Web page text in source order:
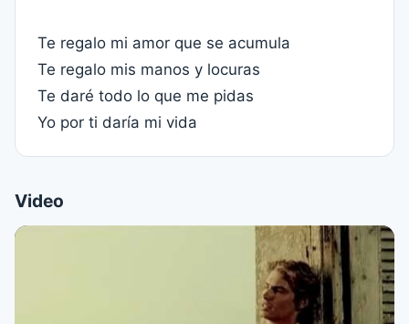
Te regalo mi amor que se acumula
Te regalo mis manos y locuras
Te daré todo lo que me pidas
Yo por ti daría mi vida
Video